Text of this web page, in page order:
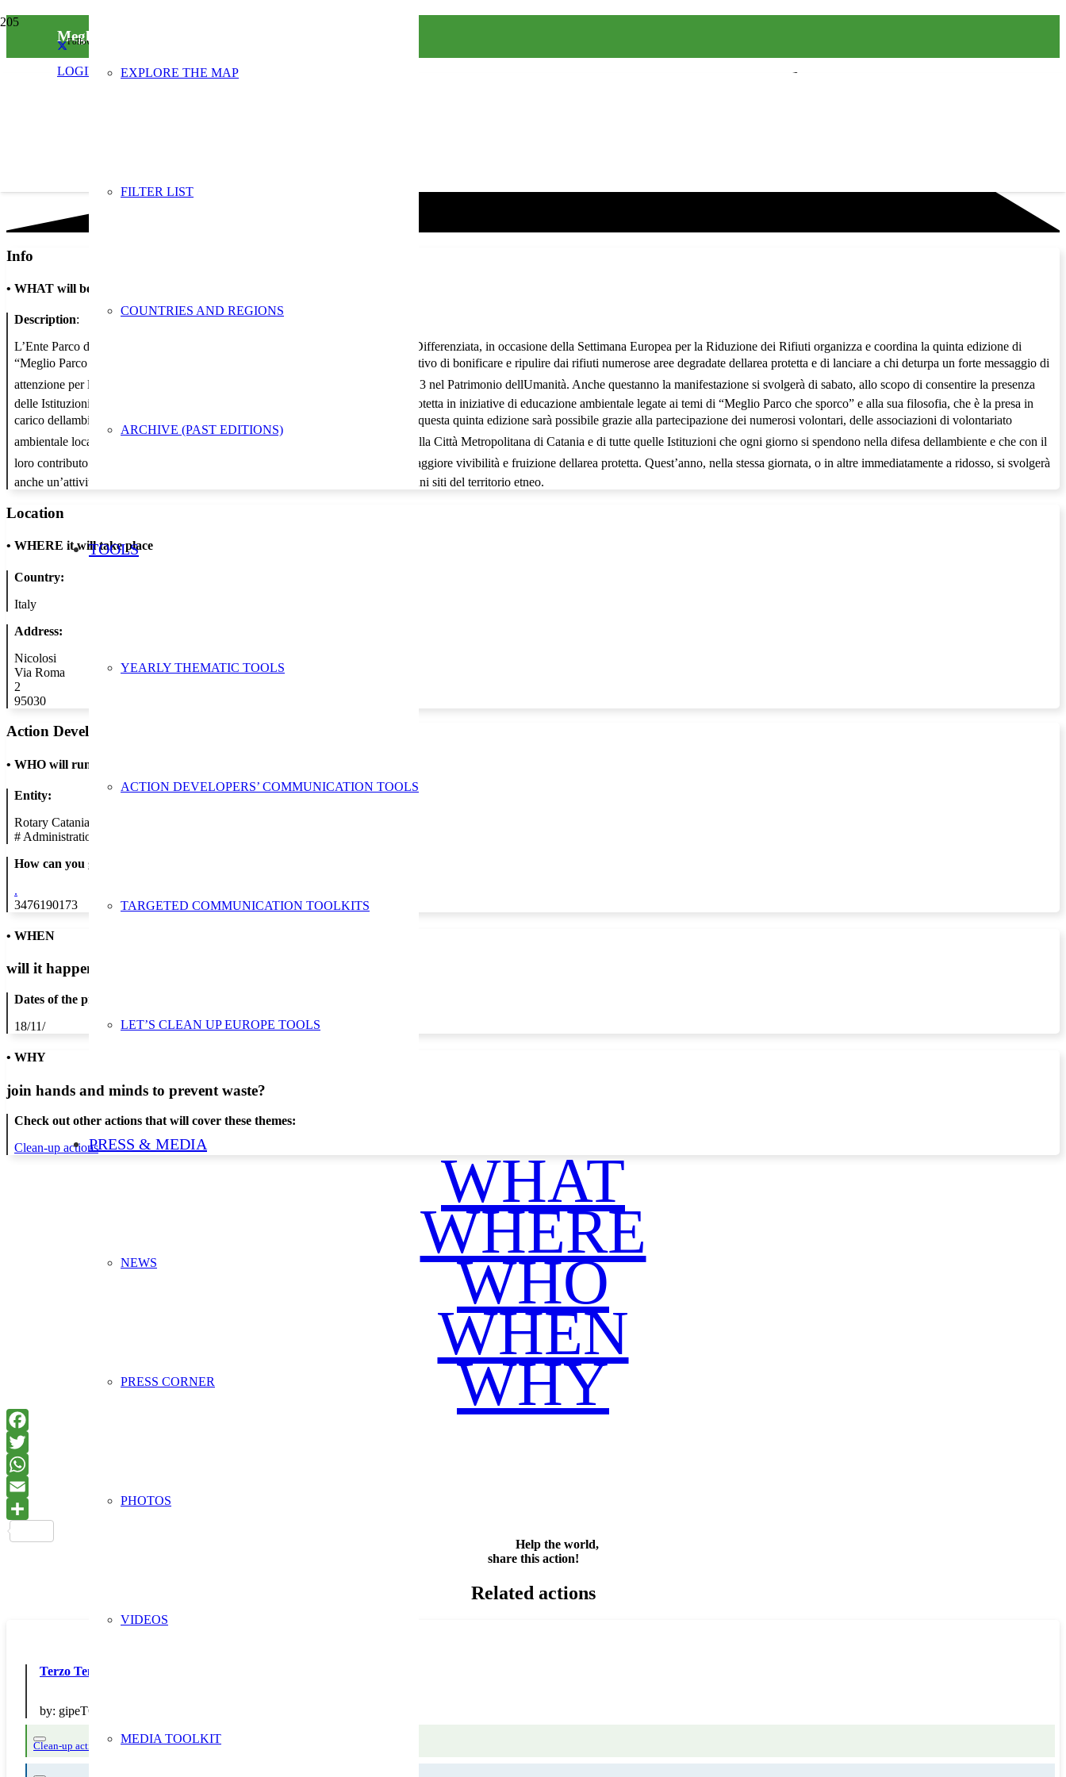
Follow us on social media
LOGIN EXPLORE THE MAP
FILTER LIST
COUNTRIES AND REGIONS
ARCHIVE (PAST EDITIONS)
TOOLS
YEARLY THEMATIC TOOLS
ACTION DEVELOPERS’ COMMUNICATION TOOLS
TARGETED COMMUNICATION TOOLKITS
LET’S CLEAN UP EUROPE TOOLS
PRESS & MEDIA
NEWS
PRESS CORNER
PHOTOS
VIDEOS
MEDIA TOOLKIT
Meglio Parco che Sporco per SERR
Info
• WHAT will be done
Description:
L’Ente Parco dell’Etna, in collaborazione con l’Ufficio Speciale per la Raccolta Differenziata, in occasione della Settimana Europea per la Riduzione dei Rifiuti organizza e coordina la quinta edizione di
“Meglio Parco che sporco”, che si svolgerà sabato 18 novembre 2017, con lobiettivo di bonificare e ripulire dai rifiuti numerose aree degradate dellarea protetta e di lanciare a chi deturpa un forte messaggio di
attenzione per la tutela e il decoro del territorio che circonda il sito iscritto nel 2013 nel Patrimonio dellUmanità. Anche questanno la manifestazione si svolgerà di sabato, allo scopo di consentire la presenza
delle Istituzioni Scolastiche e così coinvolgere intensamente i ragazzi dell’area protetta in iniziative di educazione ambientale legate ai temi di “Meglio Parco che sporco” e alla sua filosofia, che è la presa in
carico dellambiente che ci circonda con azioni piccole ma significative.L’esito di questa quinta edizione sarà possibile grazie alla partecipazione dei numerosi volontari, delle associazioni di volontariato
ambientale locale e nazionale, degli istituti scolastici, dei 20 comuni del Parco, della Città Metropolitana di Catania e di tutte quelle Istituzioni che ogni giorno si spendono nella difesa dellambiente e che con il
loro contributo rendono possibile, nel rispetto delle norme vigenti, una sempre maggiore vivibilità e fruizione dellarea protetta. Quest’anno, nella stessa giornata, o in altre immediatamente a ridosso, si svolgerà
anche un’attività di piantumazione di essenze caratterizzanti il Monte Etna in alcuni siti del territorio etneo.
Location
• WHERE it will take place
Country:
Italy
Address:
Nicolosi
Via Roma
2
95030
Action Developer
• WHO will run the show
Entity:
Rotary Catania
# Administration/Public Authority
How can you get in contact:
.
3476190173
• WHEN
will it happen?
Dates of the proposed action:
18/11/
• WHY
join hands and minds to prevent waste?
Check out other actions that will cover these themes:
Clean-up actions
WHAT
WHERE
WHO
WHEN
WHY
Help the world,
share this action!
Related actions
Terzo Tempo con gli avanzi!
by: gipeTOuch Social Touch Rugby Torino e Piemonte
Clean-up actions Strict avoidance and reduction at source